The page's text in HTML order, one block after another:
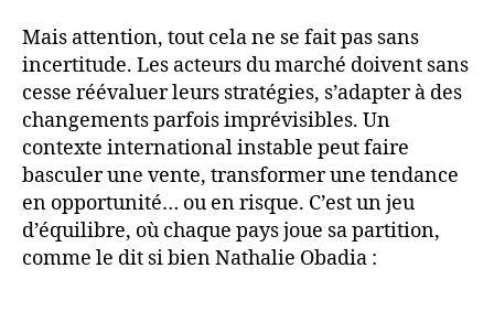
Mais attention, tout cela ne se fait pas sans
incertitude. Les acteurs du marché doivent sans
cesse réévaluer leurs stratégies, s’adapter à des
changements parfois imprévisibles. Un
contexte international instable peut faire
basculer une vente, transformer une tendance
en opportunité… ou en risque. C’est un jeu
d’équilibre, où chaque pays joue sa partition,
comme le dit si bien Nathalie Obadia :